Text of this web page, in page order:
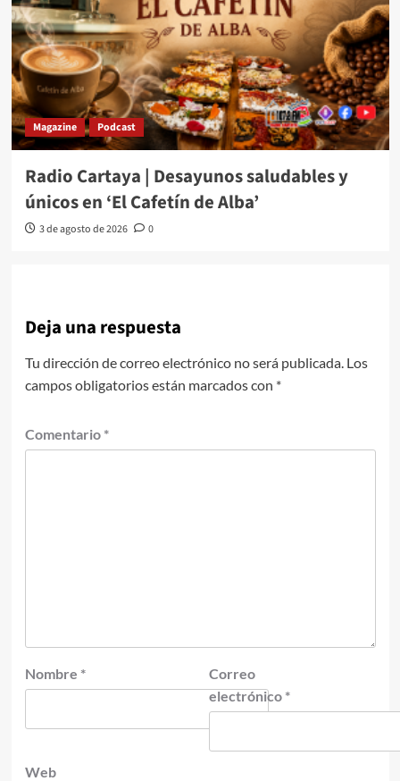
Magazine Podcast
Radio Cartaya | Desayunos saludables y
únicos en ‘El Cafetín de Alba’
3 de agosto de 2026 0
Deja una respuesta
Tu dirección de correo electrónico no será publicada. Los
campos obligatorios están marcados con *
Comentario *
Nombre *
Correo
electrónico *
Web